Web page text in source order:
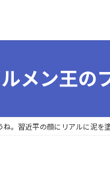
メン王の
。習近平の顔にリアルに泥を